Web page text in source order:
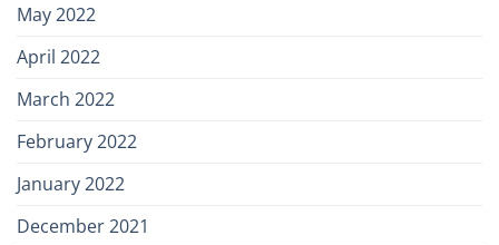
May 2022
April 2022
March 2022
February 2022
January 2022
December 2021